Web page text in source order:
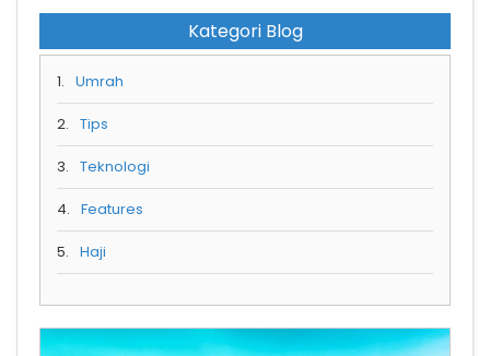
Kategori Blog
1. Umrah
2. Tips
3. Teknologi
4. Features
5. Haji